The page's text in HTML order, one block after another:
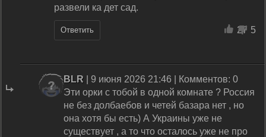
развели ка дет сад.
Ответить 27 5
BLR | 9 июня 2026 21:46 | Комментов: 0
Эти орки с тобой в одной комнате ? Россия
не без долбаебов и четей базара нет , но
она хотя бы есть) А Украины уже не
существует , а то что осталось уже не про